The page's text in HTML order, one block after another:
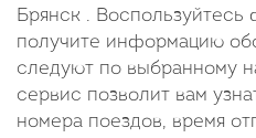
Брянск .
получите информацию
следуют по выбранному
сервис позволит вам
номера поездов, время